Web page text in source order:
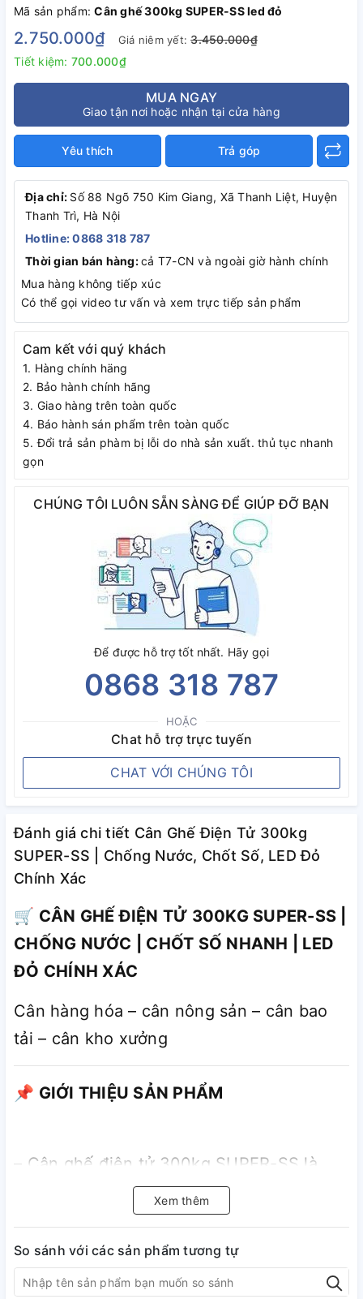
Mã sản phẩm:Cân ghế 300kg SUPER-SS led đỏ
2.750.000₫ Giá niêm yết:3.450.000₫
Tiết kiệm: 700.000₫
MUA NGAY
Giao tận nơi hoặc nhận tại cửa hàng
Yêu thích Trả góp
Địa chỉ: Số 88 Ngõ 750 Kim Giang, Xã Thanh Liệt, Huyện
Thanh Trì, Hà Nội
Hotline: 0868 318 787
Thời gian bán hàng:cả T7-CN và ngoài giờ hành chính
Mua hàng không tiếp xúc
Có thể gọi video tư vấn và xem trực tiếp sản phẩm
Cam kết với quý khách
1. Hàng chính häng
2. Bảo hành chính hãng
3. Giao hàng trên toàn quốc
4. Báo hành sán phẩm trên toàn quốc
5. Đổi trả sản phàm bị lỗi do nhà sản xuất. thủ tục nhanh
gọn
CHÚNG TÔI LUÔN SẴN SÀNG ĐỂ GIÚP ĐỠ BẠN
Để được hỗ trợ tốt nhất. Hãy gọi
0868 318 787
HOẶC
Chat hỗ trợ trực tuyến
CHAT VỚI CHÚNG TÔI
Đánh giá chi tiết Cân Ghế Điện Tử 300kg
SUPER-SS | Chống Nước, Chốt Số, LED Đỏ
Chính Xác
🛒 CÂN GHẾ ĐIỆN TỬ 300KG SUPER-SS |
CHỐNG NƯỚC | CHỐT SỐ NHANH | LED
ĐỎ CHÍNH XÁC
Cân hàng hóa – cân nông sản – cân bao
tải – cân kho xưởng
📌 GIỚI THIỆU SẢN PHẨM
– Cân ghế điện tử 300kg SUPER-SS là
dòng cân chuyên dụng cho cân hàng hóa,
nông sản, bao tải với độ chính xác cao,
hoạt động ổn định và độ bền vượt trội.
– Sản phẩm được trang bị chức năng chốt
Xem thêm
So sánh với các sản phẩm tương tự